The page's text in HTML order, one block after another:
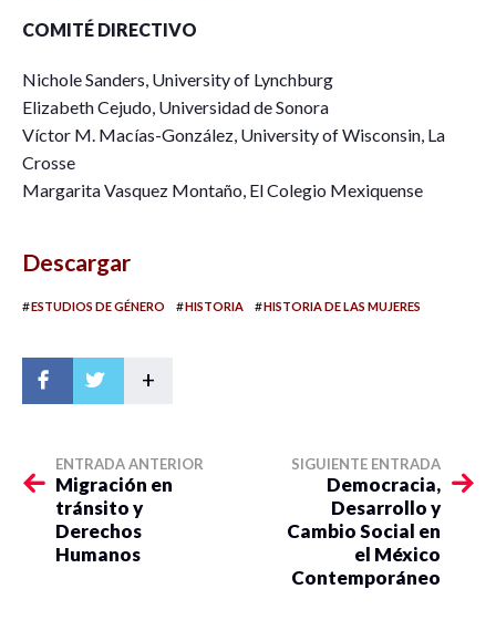
COMITÉ DIRECTIVO
Nichole Sanders, University of Lynchburg
Elizabeth Cejudo, Universidad de Sonora
Víctor M. Macías-González, University of Wisconsin, La
Crosse
Margarita Vasquez Montaño, El Colegio Mexiquense
Descargar
#ESTUDIOS DE GÉNERO #HISTORIA #HISTORIA DE LAS MUJERES
+
ENTRADA ANTERIOR
Migración en
tránsito y
Derechos
Humanos
SIGUIENTE ENTRADA
Democracia,
Desarrollo y
Cambio Social en
el México
Contemporáneo